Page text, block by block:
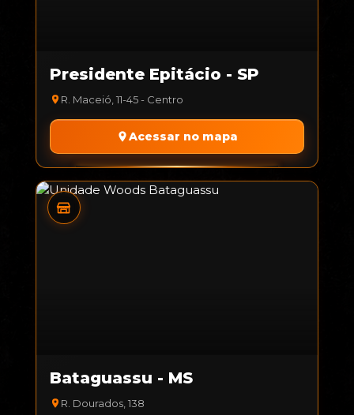
Presidente Epitácio - SP
R. Maceió, 11-45 - Centro
Acessar no mapa
Bataguassu - MS
R. Dourados, 138